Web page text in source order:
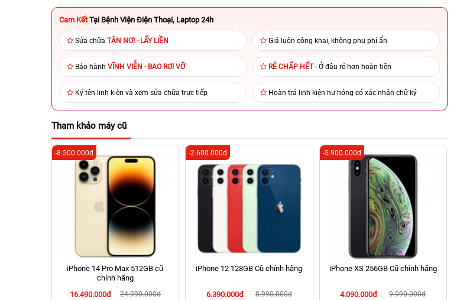
Cam Kết Tại Bệnh Viện Điện Thoại, Laptop 24h
Sửa chữa TẬN NƠI - LẤY LIỀN Giá luôn công khai, không phụ phí ẩn
Bảo hành VĨNH VIỄN - BAO RƠI VỠ RẺ CHẤP HẾT- Ở đâu rẻ hơn hoàn tiền
Ký tên linh kiện và xem sửa chữa trực tiếp Hoàn trả linh kiện hư hỏng có xác nhận chữ ký
Tham khảo máy cũ
iPhone 14 Pro Max 512GB cũ
chính hãng
16.490.000đ
24.990.000đ
-8.500.000đ
iPhone 12 128GB Cũ chính hãng
6.390.000đ 8.990.000đ
-2.600.000đ
iPhone XS 256GB Cũ chính hãng
4.090.000đ 9.990.000đ
-5.900.000đ